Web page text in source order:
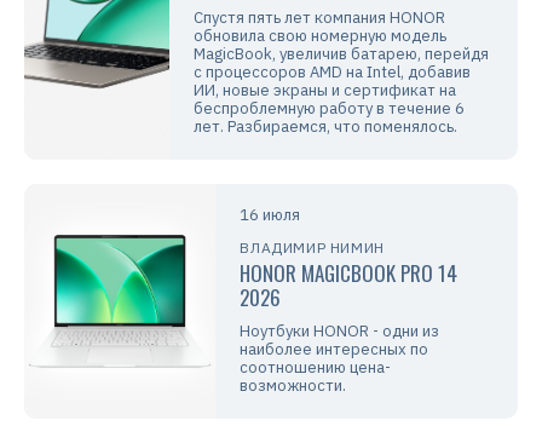
Спустя пять лет компания HONOR
обновила свою номерную модель
MagicBook, увеличив батарею, перейдя
с процессоров AMD на Intel, добавив
ИИ, новые экраны и сертификат на
беспроблемную работу в течение 6
лет. Разбираемся, что поменялось.
16 июля
ВЛАДИМИР НИМИН
HONOR MAGICBOOK PRO 14
2026
Ноутбуки HONOR - одни из
наиболее интересных по
соотношению цена-
возможности.